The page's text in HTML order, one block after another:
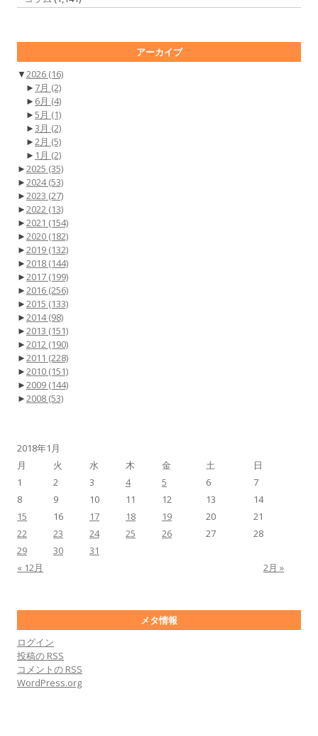
アーカイブ
▼2026 (16)
► 7月 (2)
► 6月 (4)
►5月 (1)
►3月 (2)
►2月 (5)
► 1月 (2)
►2025 (35)
►2024(53)
►2023 (27)
►2022 (13)
►2021 (154)
►2020 (182)
►2019 (132)
►2018 (144)
►2017 (199)
►2016 (256)
►2015 (133)
►2014(98)
►2013 (151)
►2012 (190)
►2011 (228)
►2010 (151)
►2009 (144)
►2008 (53)
2018年1月
月
火 水 木 金 土 日
« 12月 2月 »
1 2 3 4 5 6
7
8
9 10 11 12 13
14
15
16 17 18 19 20
21
22
23 24 25 26 27
28
29
30 31
メタ情報
ログイン
投稿の RSS
コメントの RSS
WordPress.org